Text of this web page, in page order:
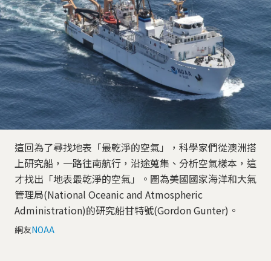
這回為了尋找地表「最乾淨的空氣」，科學家們從澳洲搭
上研究船，一路往南航行，沿途蒐集、分析空氣樣本，這
才找出「地表最乾淨的空氣」。圖為美國國家海洋和大氣
管理局(National Oceanic and Atmospheric
Administration)的研究船甘特號(Gordon Gunter)。
網友NOAA